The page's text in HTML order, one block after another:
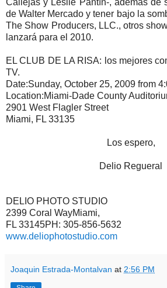
de Walter Mercado y tener bajo la
The Show Producers, LLC., otros
lanzará para el 2010.
EL CLUB DE LA RISA: los mejores
TV.
Date:Sunday, October 25, 2009 from
Location:Miami-Dade County
2901 West Flagler Street
Miami, FL 33135
Los espero,
Delio Regueral
DELIO PHOTO STUDIO
2399 Coral WayMiami,
FL 33145PH: 305-856-5632
www.deliophotostudio.com
Joaquin Estrada-Montalvan at 2:56 PM